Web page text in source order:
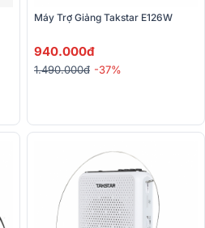
Máy Trợ Giảng Takstar E126W
940.000đ
1.490.000đ -37%